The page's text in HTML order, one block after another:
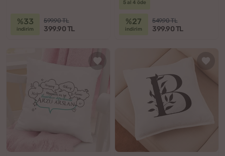
%33
indirim
599.90 TL
399.90 TL
5 al 4 öde
%27
indirim
549.90 TL
399.90 TL